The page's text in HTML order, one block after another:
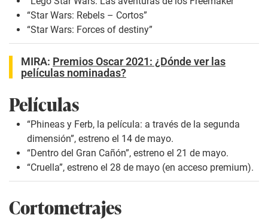
“Star Wars: Rebels – Cortos”
“Star Wars: Forces of destiny”
MIRA: Premios Oscar 2021: ¿Dónde ver las
películas nominadas?
Películas
“Phineas y Ferb, la película: a través de la segunda
dimensión”, estreno el 14 de mayo.
“Dentro del Gran Cañón”, estreno el 21 de mayo.
“Cruella”, estreno el 28 de mayo (en acceso premium).
Cortometrajes